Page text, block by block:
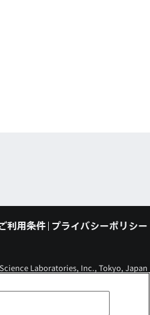
利用条件 プライバシーポリシー
Laboratories, Inc., Tokyo, Japan